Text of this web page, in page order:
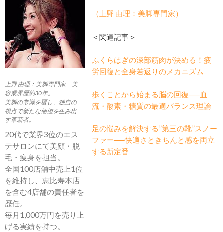
上野 由理：美脚専門家 美
容業界歴約30年。
美脚の常識を覆し、独自の
視点で新たな価値を生み出
す革新者。
20代で業界3位のエス
テサロンにて美顔・脱
毛・痩身を担当。
全国100店舗中売上1位
を維持し、恵比寿本店
を含む4店舗の責任者を
歴任。
毎月1,000万円を売り上
げる実績を持つ。
（上野 由理：美脚専門家）
＜関連記事＞
ふくらはぎの深部筋肉が決める！疲
労回復と全身若返りのメカニズム
歩くことから始まる脳の回復──血
流・酸素・糖質の最適バランス理論
足の悩みを解決する”第三の靴”スノー
ファー──快適さときちんと感を両立
する新定番